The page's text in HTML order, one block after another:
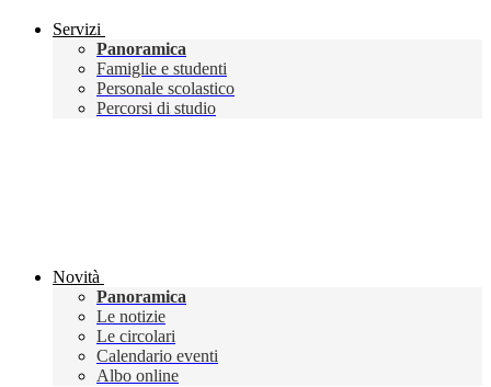
Servizi
Panoramica
Famiglie e studenti
Personale scolastico
Percorsi di studio
Novità
Panoramica
Le notizie
Le circolari
Calendario eventi
Albo online